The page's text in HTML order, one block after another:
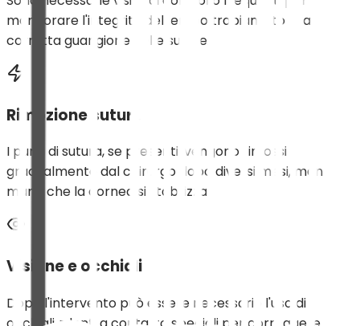
monitorare l'integrità del lembo trapiantato e la
corretta guarigione delle suture.
Rimozione suture
I punti di sutura, se presenti, vengono rimossi
gradualmente dal chirurgo dopo diversi mesi, man
mano che la cornea si stabilizza.
Visione e occhiali
Dopo l'intervento può essere necessario l'uso di